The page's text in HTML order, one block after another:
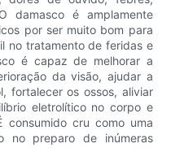
damasco é amplamente
por ser muito bom para
no tratamento de feridas e
é capaz de melhorar a
da visão, ajudar a
fortalecer os ossos, aliviar
eletrolítico no corpo e
consumido cru como uma
no preparo de inúmeras